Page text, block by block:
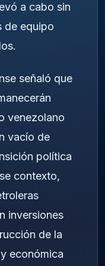
a cabo sin
de equipo
señaló que
venezolano
vacío de
política
contexto,
inversiones
de la
económica